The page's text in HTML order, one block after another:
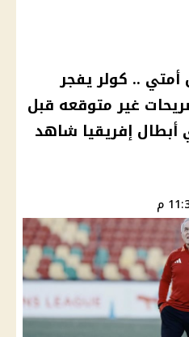
.. كولر يفجر
غير متوقعه قبل
أبطال إفريقيا شاهد